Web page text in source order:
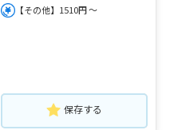
【その他】1510円 ～
保存する